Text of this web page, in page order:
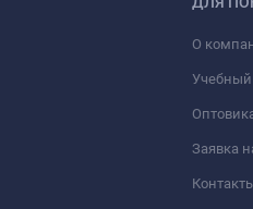
О
Учебный
Заявка